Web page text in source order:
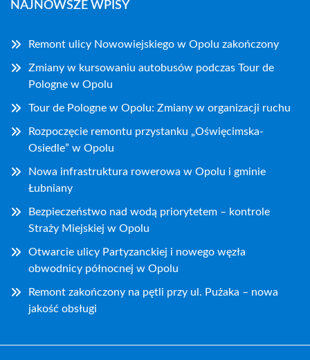
NAJNOWSZE WPISY
Remont ulicy Nowowiejskiego w Opolu zakończony
Zmiany w kursowaniu autobusów podczas Tour de
Pologne w Opolu
Tour de Pologne w Opolu: Zmiany w organizacji ruchu
Rozpoczęcie remontu przystanku „Oświęcimska-
Osiedle” w Opolu
Nowa infrastruktura rowerowa w Opolu i gminie
Łubniany
Bezpieczeństwo nad wodą priorytetem – kontrole
Straży Miejskiej w Opolu
Otwarcie ulicy Partyzanckiej i nowego węzła
obwodnicy północnej w Opolu
Remont zakończony na pętli przy ul. Pużaka – nowa
jakość obsługi